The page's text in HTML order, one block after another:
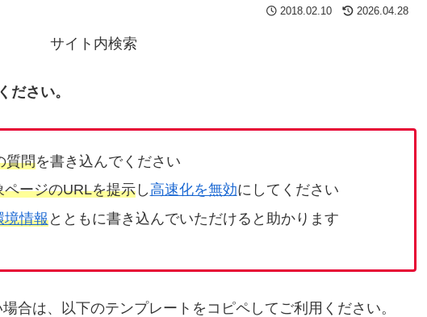
2018.02.10 2026.04.28
サイト内検索
ださい。
質問を書き込んでください
ージのURLを提示し 高速化を無効にしてください
境情報とともに書き込んでいただけると助かります
合は、以下のテンプレートをコピペしてご利用ください。